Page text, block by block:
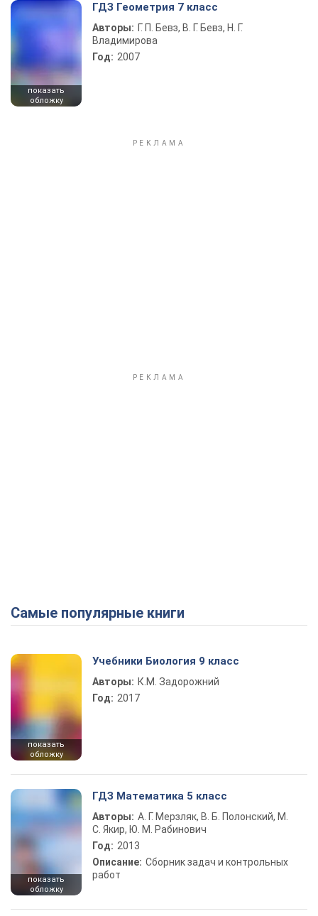
показать
обложку
ГДЗ Геометрия 7 класс
Авторы: Г. П. Бевз, В. Г. Бевз, Н. Г.
Владимирова
Год: 2007
Самые популярные книги
показать
обложку
Учебники Биология 9 класс
Авторы: К.М. Задорожний
Год: 2017
показать
обложку
ГДЗ Математика 5 класс
Авторы: А. Г. Мерзляк, В. Б. Полонский, М.
С. Якир, Ю. М. Рабинович
Год: 2013
Описание: Сборник задач и контрольных
работ